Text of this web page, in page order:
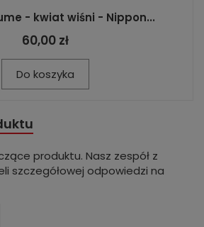
- kwiat wiśni - Nippon...
60,00 zł
Do koszyka
produktu. Nasz zespół z
szczegółowej odpowiedzi na